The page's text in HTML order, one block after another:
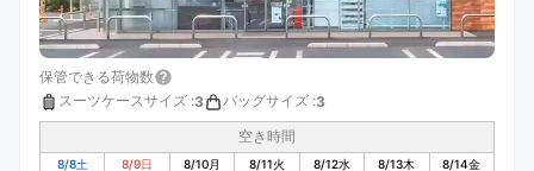
保管できる荷物数
スーツケースサイズ :3 バッグサイズ :3
空き時間
8/8土 8/9日 8/10月 8/11火 8/12水 8/13木 8/14金